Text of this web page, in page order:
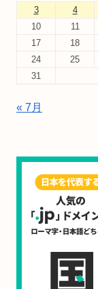
3
4
10
11
17
18
24
25
31
« 7月